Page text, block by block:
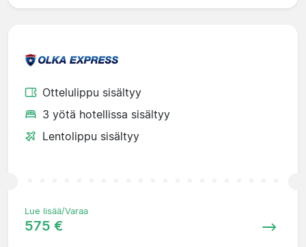
Ottelulippu sisältyy
3 yötä hotellissa sisältyy
Lentolippu sisältyy
Lue lisää/Varaa
575 €